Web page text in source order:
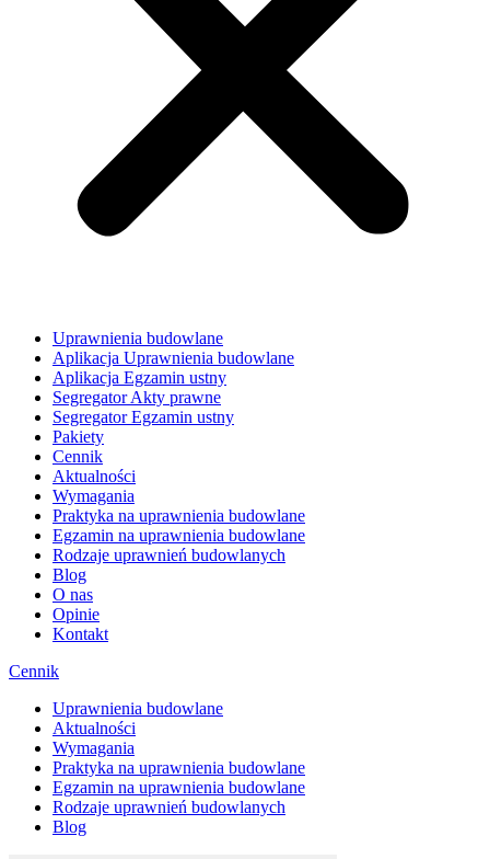
Uprawnienia budowlane
Aplikacja Uprawnienia budowlane
Aplikacja Egzamin ustny
Segregator Akty prawne
Segregator Egzamin ustny
Pakiety
Cennik
Aktualności
Wymagania
Praktyka na uprawnienia budowlane
Egzamin na uprawnienia budowlane
Rodzaje uprawnień budowlanych
Blog
O nas
Opinie
Kontakt
Cennik
Uprawnienia budowlane
Aktualności
Wymagania
Praktyka na uprawnienia budowlane
Egzamin na uprawnienia budowlane
Rodzaje uprawnień budowlanych
Blog